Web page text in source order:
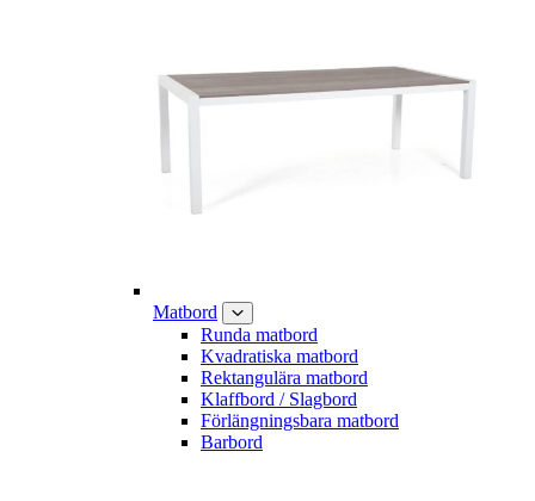
Matbord
Runda matbord
Kvadratiska matbord
Rektangulära matbord
Klaffbord / Slagbord
Förlängningsbara matbord
Barbord